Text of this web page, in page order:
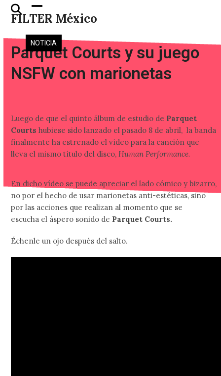
Skip
FILTER México
Open
mobile
menu
Close
mobile
menu
NOTICIA
Parquet Courts y su juego
NSFW con marionetas
Luego de que el quinto álbum de estudio de Parquet
Courts hubiese sido lanzado el pasado 8 de abril, la banda
finalmente ha estrenado el vídeo para la canción que
lleva el mismo título del disco,Human Performance.
En dicho vídeo se puede apreciar el lado cómico y bizarro,
no por el hecho de usar marionetas anti-estéticas, sino
por las acciones que realizan al momento que se
escucha el áspero sonido de Parquet Courts.
Échenle un ojo después del salto.